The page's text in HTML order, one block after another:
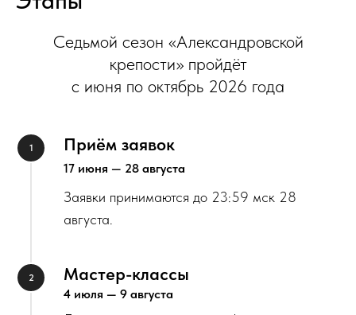
Седьмой сезон «Александровской
крепости» пройдёт
с июня по октябрь 2026 года
Приём заявок
17 июня — 28 августа
Заявки принимаются до 23:59 мск 28
августа.
Мастер-классы
4 июля — 9 августа